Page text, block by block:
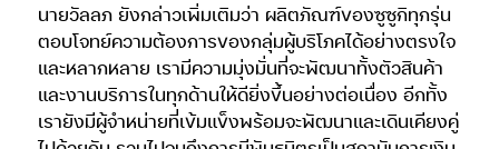
นายวัลลภ ยังกล่าวเพิ่มเติมว่า ผลิตภัณฑ์ของซูซูกิทุกรุ่น
ตอบโจทย์ความต้องการของกลุ่มผู้บริโภคได้อย่างตรงใจ
และหลากหลาย เรามีความมุ่งมั่นที่จะพัฒนาทั้งตัวสินค้า
และงานบริการในทุกด้านให้ดียิ่งขึ้นอย่างต่อเนื่อง อีกทั้ง
เรายังมีผู้จำหน่ายที่เข้มแข็งพร้อมจะพัฒนาและเดินเคียงคู่